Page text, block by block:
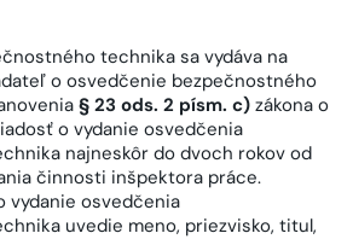
technika sa vydáva na
o osvedčenie bezpečnostného
§ 23 ods. 2 písm. c) zákona o
o vydanie osvedčenia
najneskôr do dvoch rokov od
činnosti inšpektora práce.
vydanie osvedčenia
uvedie meno, priezvisko, titul,